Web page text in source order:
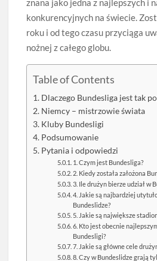
znana jako jedna z najlepszych i
konkurencyjnych na świecie.
roku i od tego czasu przyciąga
nożnej z całego globu.
Table of Contents
Dlaczego Bundesliga jest tak
Niemcy – mistrzowie świata
Kluby Bundesligi
Podsumowanie
Pytania i odpowiedzi
1. Czym jest Bundesliga?
2. Kiedy została założona
3. Ile drużyn bierze udział w
4. Jakie są najbardziej
Bundeslidze?
5. Jakie są największe
6. Kto jest obecnie
Bundesligi?
7. Jakie są główne cele
8. Czy w Bundeslidze grają